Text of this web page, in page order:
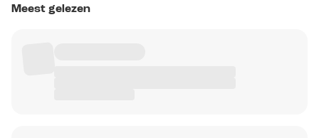
Meest gelezen